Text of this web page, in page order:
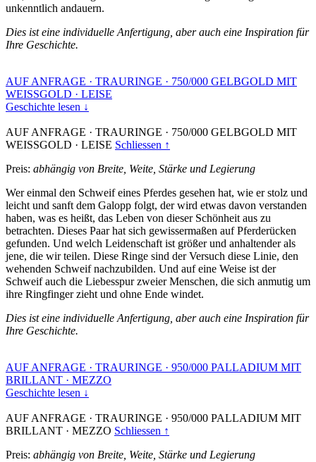
unkenntlich andauern.
Dies ist eine individuelle Anfertigung, aber auch eine Inspiration für
Ihre Geschichte.
AUF ANFRAGE · TRAURINGE · 750/000 GELBGOLD MIT
WEISSGOLD · LEISE
Geschichte lesen ↓
AUF ANFRAGE · TRAURINGE · 750/000 GELBGOLD MIT
WEISSGOLD · LEISE Schliessen ↑
Preis: abhängig von Breite, Weite, Stärke und Legierung
Wer einmal den Schweif eines Pferdes gesehen hat, wie er stolz und
leicht und sanft dem Galopp folgt, der wird etwas davon verstanden
haben, was es heißt, das Leben von dieser Schönheit aus zu
betrachten. Dieses Paar hat sich gewissermaßen auf Pferderücken
gefunden. Und welch Leidenschaft ist größer und anhaltender als
jene, die wir teilen. Diese Ringe sind der Versuch diese Linie, den
wehenden Schweif nachzubilden. Und auf eine Weise ist der
Schweif auch die Liebesspur zweier Menschen, die sich anmutig um
ihre Ringfinger zieht und ohne Ende windet.
Dies ist eine individuelle Anfertigung, aber auch eine Inspiration für
Ihre Geschichte.
AUF ANFRAGE · TRAURINGE · 950/000 PALLADIUM MIT
BRILLANT · MEZZO
Geschichte lesen ↓
AUF ANFRAGE · TRAURINGE · 950/000 PALLADIUM MIT
BRILLANT · MEZZO Schliessen ↑
Preis: abhängig von Breite, Weite, Stärke und Legierung